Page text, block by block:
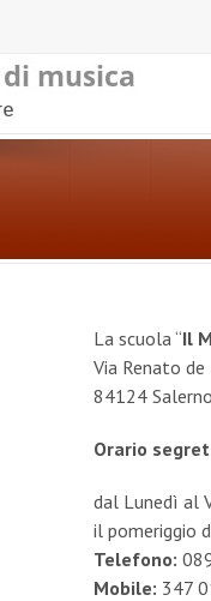
La scuola “Il
Via Renato
84124
Orario
dal Lunedì al
il pomeriggio
Telefono:
Mobile: 347